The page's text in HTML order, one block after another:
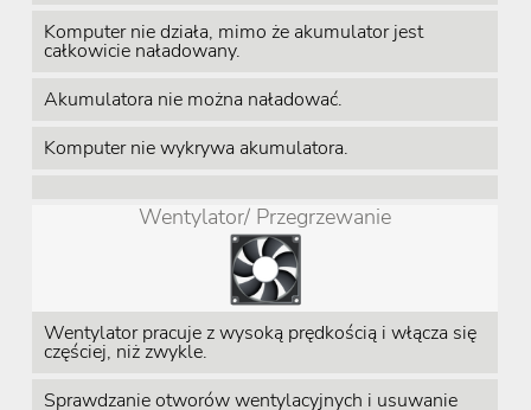
Komputer nie działa, mimo że akumulator jest
całkowicie naładowany.
Akumulatora nie można naładować.
Komputer nie wykrywa akumulatora.
Wentylator/ Przegrzewanie
Wentylator pracuje z wysoką prędkością i włącza się
częściej, niż zwykle.
Sprawdzanie otworów wentylacyjnych i usuwanie